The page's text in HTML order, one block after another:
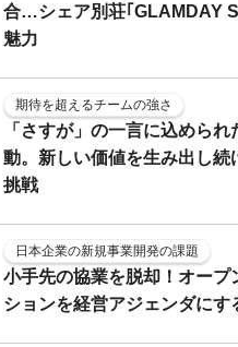
合…シェア別荘｢GLAMDAY
魅力
期待を超えるチームの強さ
「さすが」の一言に込められ
動。新しい価値を生み出し続
挑戦
日本企業の新規事業開発の課題
小手先の協業を脱却！オープ
ションを経営アジェンダにす